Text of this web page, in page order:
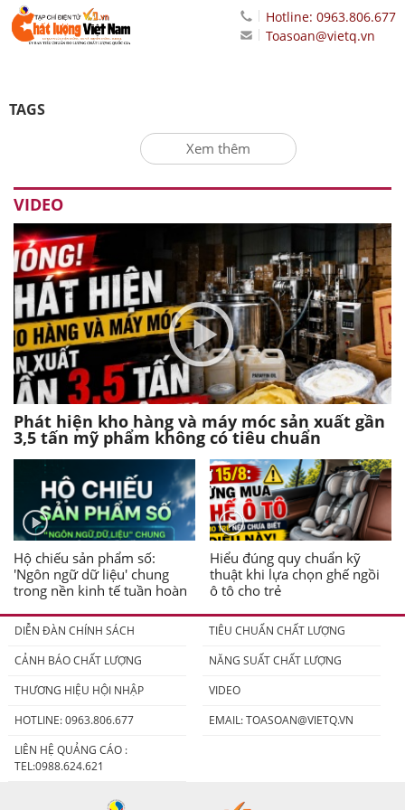
Hotline: 0963.806.677
Toasoan@vietq.vn
TAGS
Xem thêm
VIDEO
Phát hiện kho hàng và máy móc sản xuất gần
3,5 tấn mỹ phẩm không có tiêu chuẩn
Hộ chiếu sản phẩm số:
'Ngôn ngữ dữ liệu' chung
trong nền kinh tế tuần hoàn
Hiểu đúng quy chuẩn kỹ
thuật khi lựa chọn ghế ngồi
ô tô cho trẻ
DIỄN ĐÀN CHÍNH SÁCH
TIÊU CHUẨN CHẤT LƯỢNG
CẢNH BÁO CHẤT LƯỢNG
NĂNG SUẤT CHẤT LƯỢNG
THƯƠNG HIỆU HỘI NHẬP
VIDEO
HOTLINE: 0963.806.677
EMAIL:TOASOAN@VIETQ.VN
LIÊN HỆ QUẢNG CÁO :
TEL:0988.624.621